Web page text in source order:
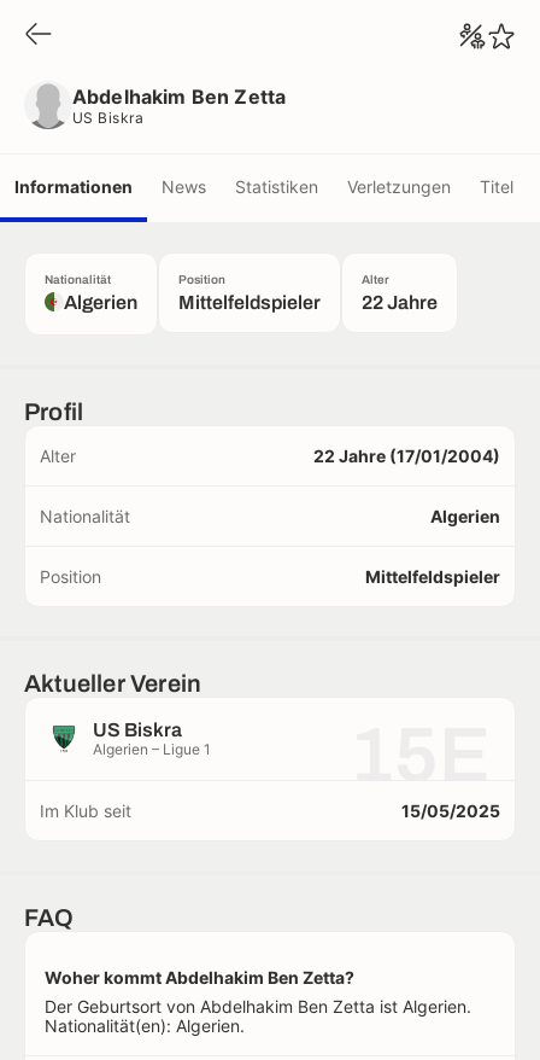
Abdelhakim Ben Zetta
US Biskra
Informationen News Statistiken Verletzungen Titel
Nationalität
Algerien
Position
Mittelfeldspieler
Alter
22 Jahre
Profil
Alter 22 Jahre (17/01/2004)
Nationalität Algerien
Position Mittelfeldspieler
Aktueller Verein
US Biskra
Algerien – Ligue 1
Im Klub seit 15/05/2025
FAQ
Woher kommt Abdelhakim Ben Zetta?
Der Geburtsort von Abdelhakim Ben Zetta ist Algerien.
Nationalität(en): Algerien.